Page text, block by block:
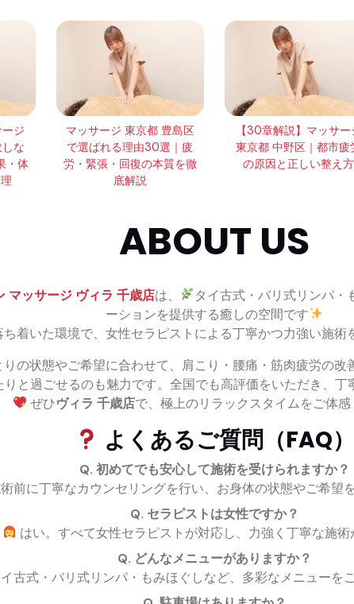
ジ
な
・体
マッサージ 東京都 豊島区
で選ばれる理由30選｜疲
労・緊張・回復の本質を徹
底解説
【30章解説】マッサー
東京都 中野区｜都市疲
の原因と正しい整え方
ABOUT US
マッサージ ヴィラ 千歳店は、
タイ古式・バリ式リンパ
ーションを提供する癒しの空間です
ち着いた環境で、女性セラピストによる丁寧かつ力強い施術
の状態やご希望に合わせて、肩こり・腰痛・筋肉疲労の改
と過ごせるのも魅力です。全国でも高評価をいただき、
ぜひヴィラ 千歳店で、極上のリラックスタイムをご体
よくあるご質問（FAQ）
Q. 初めてでも安心して施術を受けられますか？
前に丁寧なカウンセリングを行い、お身体の状態やご希望
Q. セラピストは女性ですか？
はい。すべて女性セラピストが対応し、力強く丁寧な施術
Q. どんなメニューがありますか？
古式・バリ式リンパ・もみほぐしなど、多彩なメニューを